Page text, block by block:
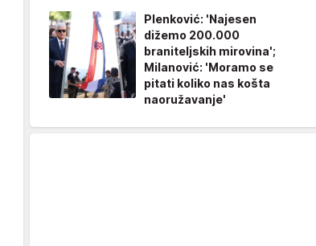
Plenković: 'Najesen
dižemo 200.000
braniteljskih mirovina';
Milanović: 'Moramo se
pitati koliko nas košta
naoružavanje'